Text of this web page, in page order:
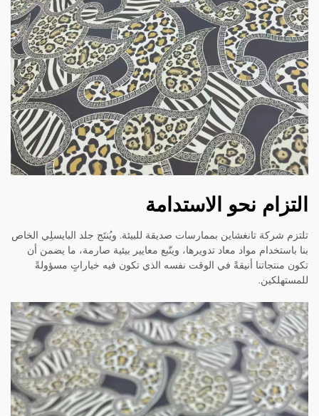
التزام نحو الاستدامة
تلتزم شركة تانغشاين بممارسات صديقة للبيئة. ويُنتَج جلد البايسلِي الخاص
بنا باستخدام مواد معاد تدويرها، ويتّبع معايير بيئية صارمة، ما يضمن أن
تكون منتجاتنا أنيقةً في الوقت نفسه الذي تكون فيه خياراتٍ مسؤولةً
للمستهلكين.